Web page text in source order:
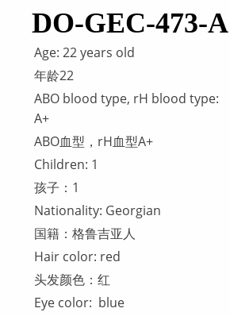
DO-GEC-473-A
Age: 22 years old
年龄22
ABO blood type, rH blood type:
A+
ABO血型，rH血型A+
Children: 1
孩子：1
Nationality: Georgian
国籍：格鲁吉亚人
Hair color: red
头发颜色：红
Eye color: blue